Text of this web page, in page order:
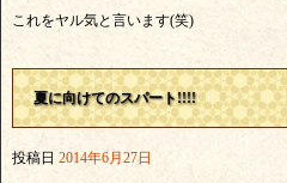
これをヤル気と言います(笑)
夏に向けてのスパート!!!!
投稿日 2014年6月27日